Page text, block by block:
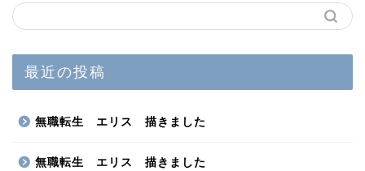
最近の投稿
無職転生 エリス 描きました
無職転生 エリス 描きました